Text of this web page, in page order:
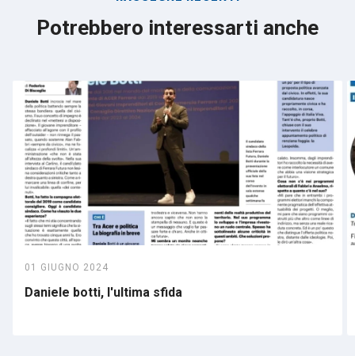
Potrebbero interessarti anche
01 GIUGNO 2024
Daniele botti, l'ultima sfida